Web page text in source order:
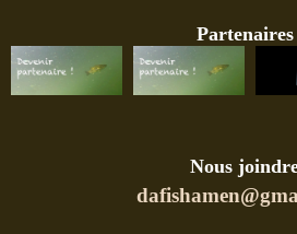
Partenaires
Nous